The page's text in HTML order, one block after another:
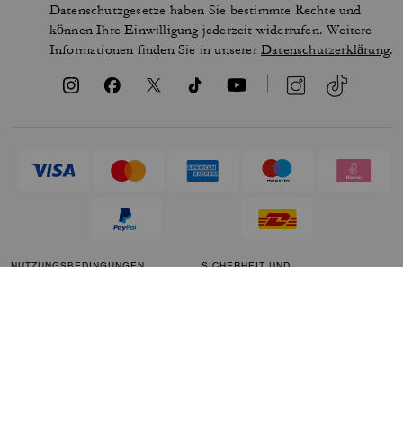
Datenschutzgesetze haben Sie bestimmte Rechte und
können Ihre Einwilligung jederzeit widerrufen. Weitere
Informationen finden Sie in unsererDatenschutzerklärung.
NUTZUNGSBEDINGUNGEN
SICHERHEIT UND